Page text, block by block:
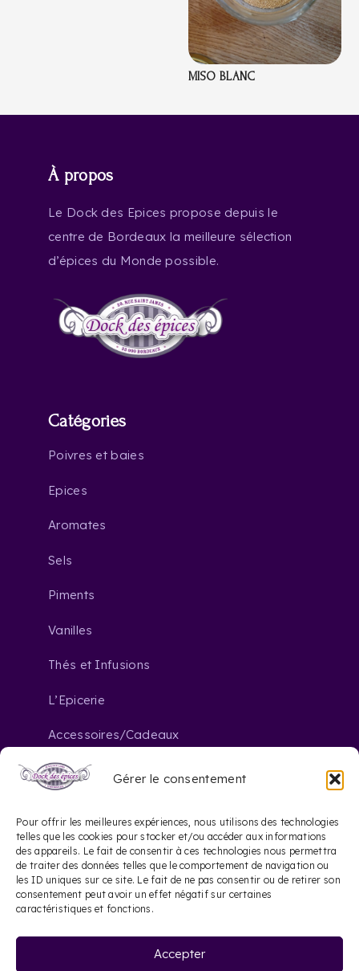
Gérer le consentement
Pour offrir les meilleures expériences, nous utilisons des technologies
telles que les cookies pour stocker et/ou accéder aux informations
des appareils. Le fait de consentir à ces technologies nous permettra
de traiter des données telles que le comportement de navigation ou
les ID uniques sur ce site. Le fait de ne pas consentir ou de retirer son
consentement peut avoir un effet négatif sur certaines
caractéristiques et fonctions.
Accepter
MISO BLANC
À propos
Le Dock des Epices propose depuis le
centre de Bordeaux la meilleure sélection
d’épices du Monde possible.
Catégories
Poivres et baies
Epices
Aromates
Sels
Piments
Vanilles
Thés et Infusions
L’Epicerie
Accessoires/Cadeaux
Nous contacter
mail_outline contact@dockdesepices.com
phone 05 56 44 41 57